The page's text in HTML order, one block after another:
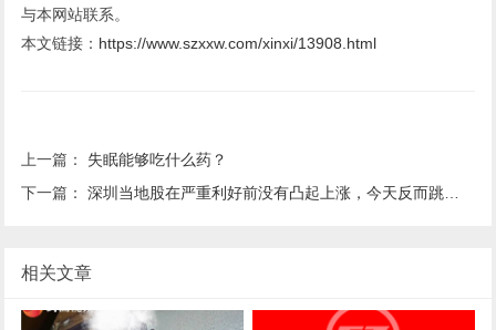
与本网站联系。
本文链接： https://www.szxxw.com/xinxi/13908.html
上一篇： 失眠能够吃什么药？
下一篇：深圳当地股在严重利好前没有凸起上涨，今天反而跳水，搞什么？
相关文章